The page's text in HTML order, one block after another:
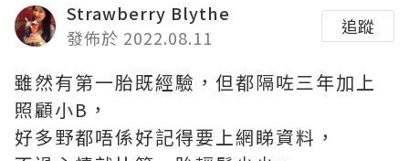
Strawberry Blythe
發佈於 2022.08.11
追蹤
雖然有第一胎既經驗，但都隔咗三年加上
照顧小B，
好多野都唔係好記得要上網睇資料，